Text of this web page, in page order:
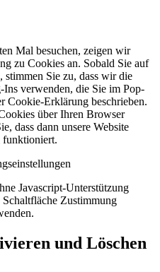
Mal besuchen, zeigen wir
zu Cookies an. Sobald Sie auf
stimmen Sie zu, dass wir die
verwenden, die Sie im Pop-
Cookie-Erklärung beschrieben.
über Ihren Browser
dass dann unsere Website
funktioniert.
Javascript-Unterstützung
Zustimmung
und Löschen